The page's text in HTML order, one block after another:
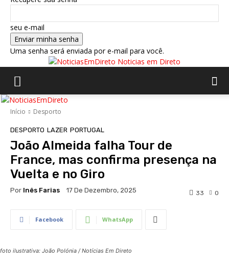
seu e-mail
Uma senha será enviada por e-mail para você.
Noticias em Direto
Início Desporto
DESPORTO LAZER PORTUGAL
João Almeida falha Tour de
France, mas confirma presença na
Vuelta e no Giro
Por Inês Farias 17 De Dezembro, 2025 0
33
Facebook WhatsApp
foto ilustrativa: João Polónia / Notícias Em Direto